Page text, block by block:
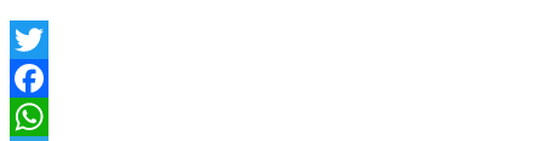
Twitter
Facebook